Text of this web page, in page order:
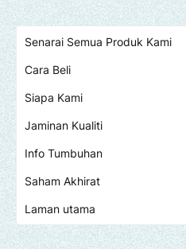
Senarai Semua Produk Kami
Cara Beli
Siapa Kami
Jaminan Kualiti
Info Tumbuhan
Saham Akhirat
Laman utama